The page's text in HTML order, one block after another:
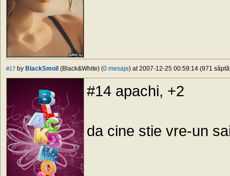
#17 by BlackSmoll (Black&White) (0 mesaje) at 2007-12-25 00:59:14 (971
#14 apachi, +2
da cine stie vre-un